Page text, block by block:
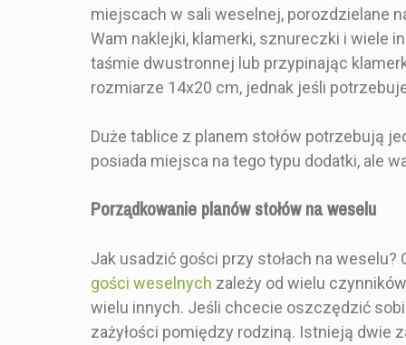
miejscach w sali weselnej, porozdzielane
Wam naklejki, klamerki, sznureczki i wiele
taśmie dwustronnej lub przypinając
rozmiarze 14x20 cm, jednak jeśli
Duże tablice z planem stołów potrzebują
posiada miejsca na tego typu dodatki, ale
Porządkowanie planów stołów na weselu
Jak usadzić gości przy stołach na
gości weselnych zależy od wielu
wielu innych. Jeśli chcecie oszczędzić
zażyłości pomiędzy rodziną. Istnieją dwie
w
-
Kraftowa
planem
kwiatami!
doskonale
na ślubach i
ich
względem
wybranej
planujecie
200